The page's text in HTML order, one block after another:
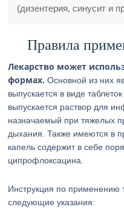
(дизентерия, синусит и
Правила
Лекарство может
формах. Основной из них
выпускается в виде
выпускается раствор для
назначаемый при тяжелых
дыхания. Также имеются в
капель содержит в себе
ципрофлоксацина.
Инструкция по применению
следующие указания: